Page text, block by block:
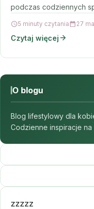
podczas codziennych
5 minuty czytania 27
Czytaj więcej
O blogu
Blog lifestylowy dla
Codzienne inspiracje
zzzzz